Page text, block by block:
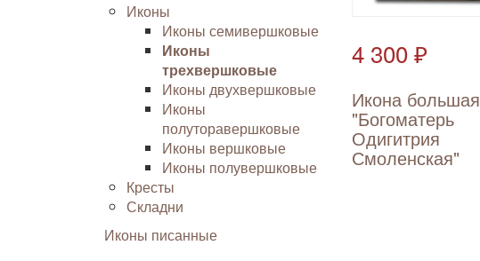
Иконы
Иконы семивершковые
Иконы
трехвершковые
Иконы двухвершковые
Иконы
полуторавершковые
Иконы вершковые
Иконы полувершковые
Кресты
Складни
Иконы писанные
4 300 ₽
Икона большая
"Богоматерь
Одигитрия
Смоленская"